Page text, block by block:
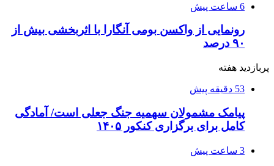
6 ساعت پیش
رونمایی از واکسن بومی آنگارا با اثربخشی بیش از
۹۰ درصد
پربازدید هفته
53 دقیقه پیش
پیامک مشمولان سهمیه جنگ جعلی است/ آمادگی
کامل برای برگزاری کنکور ۱۴۰۵
3 ساعت پیش